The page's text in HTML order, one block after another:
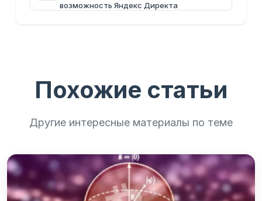
возможность Яндекс Директа
Похожие статьи
Другие интересные материалы по теме